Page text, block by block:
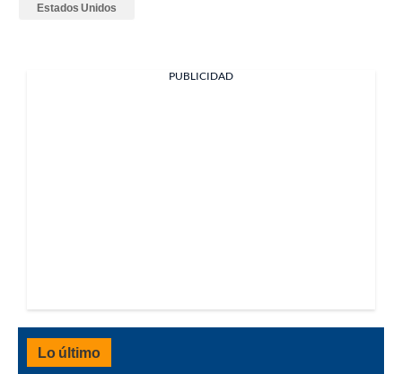
Estados Unidos
PUBLICIDAD
Lo último